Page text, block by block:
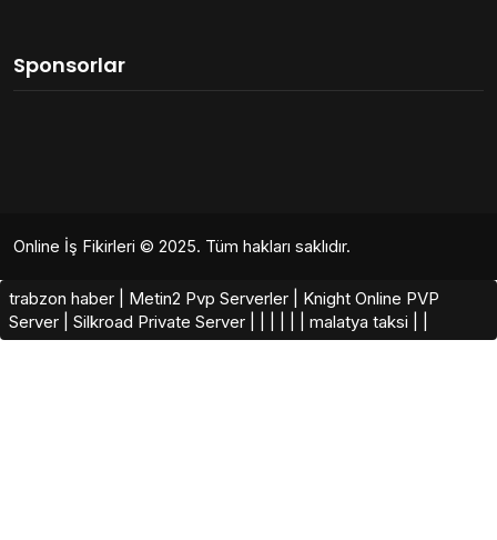
Sponsorlar
Online İş Fikirleri © 2025. Tüm hakları saklıdır.
trabzon haber Metin2 Pvp Serverler
Knight Online PVP
Server
Silkroad Private Server​ malatya taksi